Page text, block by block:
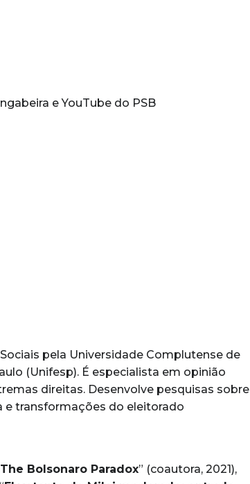
e YouTube do PSB
pela Universidade Complutense de
(Unifesp). É especialista em opinião
direitas. Desenvolve pesquisas sobre
e transformações do eleitorado
The Bolsonaro Paradox” (coautora, 2021),